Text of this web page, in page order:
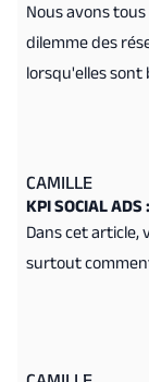
Nous avons
dilemme des
lorsqu'elles sont
CAMILLE
KPI SOCIAL
Dans cet article,
surtout